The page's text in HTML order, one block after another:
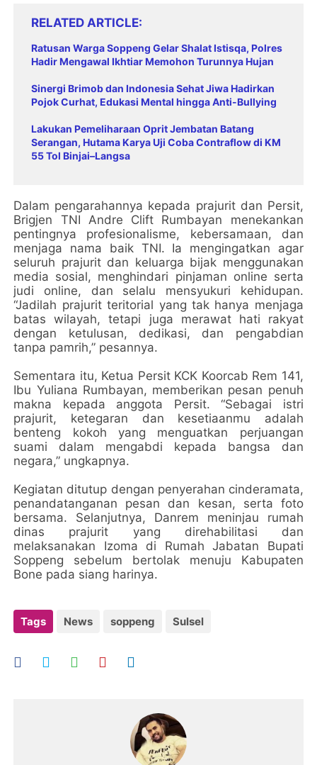
RELATED ARTICLE
Ratusan Warga Soppeng Gelar Shalat Istisqa, Polres
Hadir Mengawal Ikhtiar Memohon Turunnya Hujan
Sinergi Brimob dan Indonesia Sehat Jiwa Hadirkan
Pojok Curhat, Edukasi Mental hingga Anti-Bullying
Lakukan Pemeliharaan Oprit Jembatan Batang
Serangan, Hutama Karya Uji Coba Contraflow di KM
55 Tol Binjai–Langsa
Dalam pengarahannya kepada prajurit dan Persit,
Brigjen TNI Andre Clift Rumbayan menekankan
pentingnya profesionalisme, kebersamaan, dan
menjaga nama baik TNI. Ia mengingatkan agar
seluruh prajurit dan keluarga bijak menggunakan
media sosial, menghindari pinjaman online serta
judi online, dan selalu mensyukuri kehidupan.
“Jadilah prajurit teritorial yang tak hanya menjaga
batas wilayah, tetapi juga merawat hati rakyat
dengan ketulusan, dedikasi, dan pengabdian
tanpa pamrih,” pesannya.
Sementara itu, Ketua Persit KCK Koorcab Rem 141,
Ibu Yuliana Rumbayan, memberikan pesan penuh
makna kepada anggota Persit. “Sebagai istri
prajurit, ketegaran dan kesetiaanmu adalah
benteng kokoh yang menguatkan perjuangan
suami dalam mengabdi kepada bangsa dan
negara,” ungkapnya.
Kegiatan ditutup dengan penyerahan cinderamata,
penandatanganan pesan dan kesan, serta foto
bersama. Selanjutnya, Danrem meninjau rumah
dinas prajurit yang direhabilitasi dan
melaksanakan Izoma di Rumah Jabatan Bupati
Soppeng sebelum bertolak menuju Kabupaten
Bone pada siang harinya.
Tags News soppeng Sulsel